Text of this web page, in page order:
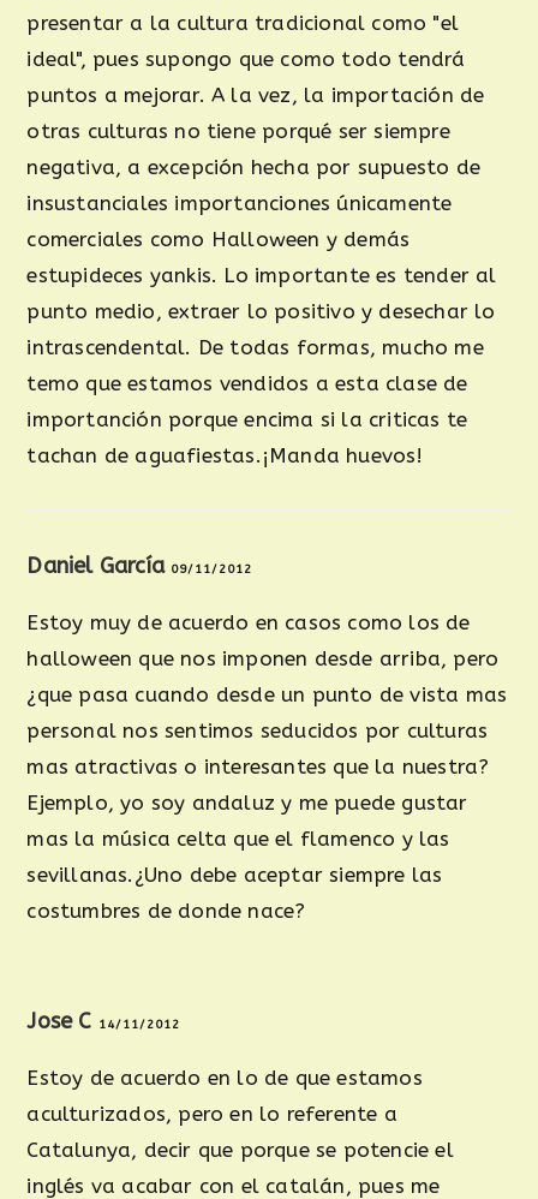
presentar a la cultura tradicional como "el
ideal", pues supongo que como todo tendrá
puntos a mejorar. A la vez, la importación de
otras culturas no tiene porqué ser siempre
negativa, a excepción hecha por supuesto de
insustanciales importanciones únicamente
comerciales como Halloween y demás
estupideces yankis. Lo importante es tender al
punto medio, extraer lo positivo y desechar lo
intrascendental. De todas formas, mucho me
temo que estamos vendidos a esta clase de
importanción porque encima si la criticas te
tachan de aguafiestas.¡Manda huevos!
Daniel García 09/11/2012
Estoy muy de acuerdo en casos como los de
halloween que nos imponen desde arriba, pero
¿que pasa cuando desde un punto de vista mas
personal nos sentimos seducidos por culturas
mas atractivas o interesantes que la nuestra?
Ejemplo, yo soy andaluz y me puede gustar
mas la música celta que el flamenco y las
sevillanas.¿Uno debe aceptar siempre las
costumbres de donde nace?
Jose C 14/11/2012
Estoy de acuerdo en lo de que estamos
aculturizados, pero en lo referente a
Catalunya, decir que porque se potencie el
inglés va acabar con el catalán, pues me